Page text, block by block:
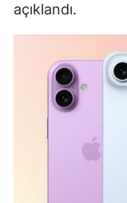
açıklandı.